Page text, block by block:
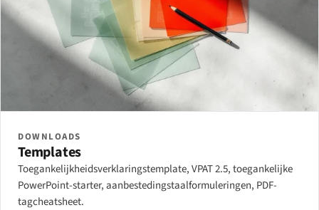
DOWNLOADS
Templates
Toegankelijkheidsverklaringstemplate, VPAT 2.5, toegankelijke
PowerPoint-starter, aanbestedingstaalformuleringen, PDF-
tagcheatsheet.